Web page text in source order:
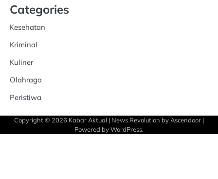
Categories
Kesehatan
Kriminal
Kuliner
Olahraga
Peristiwa
Copyright © 2026 Kabar Aktual | News Revolution by Ascendoor |
Powered byWordPress.